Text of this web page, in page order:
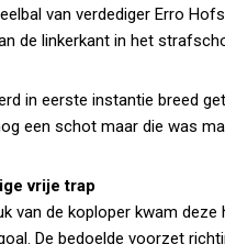
van verdediger Erro
de linkerkant in het
in eerste instantie breed
een schot maar die was
vrije trap
van de koploper kwam
De bedoelde voorzet